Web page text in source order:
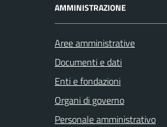
AMMINISTRAZIONE
Aree amministrative
Documenti e dati
Enti e fondazioni
Organi di governo
Personale amministrativo